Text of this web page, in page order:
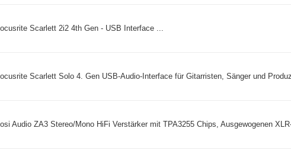
Scarlett 2i2 4th Gen - USB Interface ...
Scarlett Solo 4. Gen USB-Audio-Interface für Gitarristen, Sänger und
Audio ZA3 Stereo/Mono HiFi Verstärker mit TPA3255 Chips, Ausgewogenen